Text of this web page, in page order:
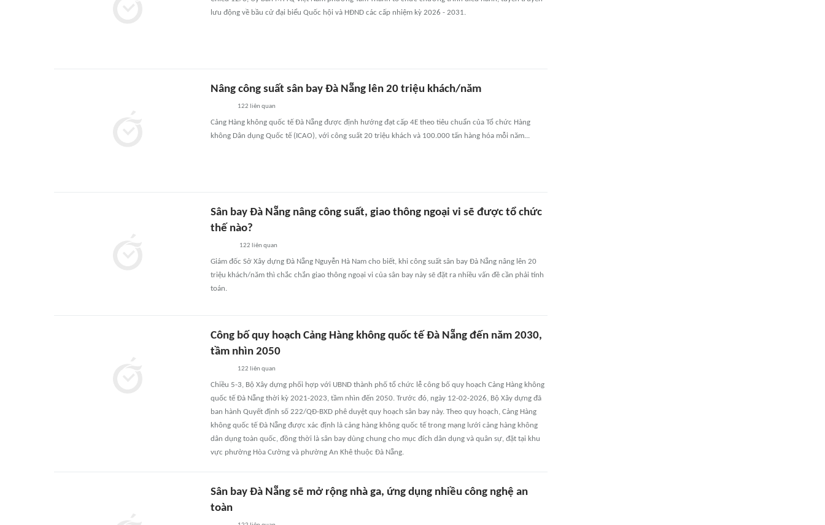
lưu động về bầu cử đại biểu Quốc hội và HĐND các cấp nhiệm kỳ 2026 - 2031.
Nâng công suất sân bay Đà Nẵng lên 20 triệu khách/năm
122 liên quan
Cảng Hàng không quốc tế Đà Nẵng được định hướng đạt cấp 4E theo tiêu chuẩn của Tổ chức Hàng
không Dân dụng Quốc tế (ICAO), với công suất 20 triệu khách và 100.000 tấn hàng hóa mỗi năm...
Sân bay Đà Nẵng nâng công suất, giao thông ngoại vi sẽ được tổ chức
thế nào?
122 liên quan
Giám đốc Sở Xây dựng Đà Nẵng Nguyễn Hà Nam cho biết, khi công suất sân bay Đà Nẵng nâng lên 20
triệu khách/năm thì chắc chắn giao thông ngoại vi của sân bay này sẽ đặt ra nhiều vấn đề cần phải tính
toán.
Công bố quy hoạch Cảng Hàng không quốc tế Đà Nẵng đến năm 2030,
tầm nhìn 2050
122 liên quan
Chiều 5-3, Bộ Xây dựng phối hợp với UBND thành phố tổ chức lễ công bố quy hoạch Cảng Hàng không
quốc tế Đà Nẵng thời kỳ 2021-2023, tầm nhìn đến 2050. Trước đó, ngày 12-02-2026, Bộ Xây dựng đã
ban hành Quyết định số 222/QĐ-BXD phê duyệt quy hoạch sân bay này. Theo quy hoạch, Cảng Hàng
không quốc tế Đà Nẵng được xác định là cảng hàng không quốc tế trong mạng lưới cảng hàng không
dân dụng toàn quốc, đồng thời là sân bay dùng chung cho mục đích dân dụng và quân sự, đặt tại khu
vực phường Hòa Cường và phường An Khê thuộc Đà Nẵng.
Sân bay Đà Nẵng sẽ mở rộng nhà ga, ứng dụng nhiều công nghệ an
toàn